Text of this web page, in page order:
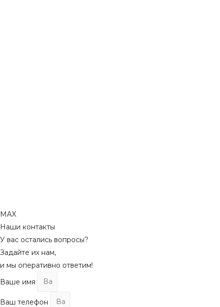
MAX
Наши контакты
У вас остались вопросы?
Задайте их нам,
и мы оперативно ответим!
Ваше имя
Ваш телефон